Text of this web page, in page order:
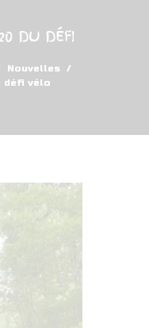
DU DÉFI
Nouvelles
défi vélo